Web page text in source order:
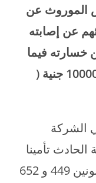
الموروث عن
عن إصابته
خسارته فيما
فاته من كسب طيلة حياته مبلغ100000 جنية (
الشركة
تأمينا
إجباريا ، ويستفاد من نصوص القانونين 449 و 652